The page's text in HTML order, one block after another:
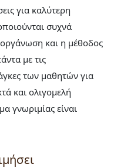
για καλύτερη
συχνά
και η μέθοδος
με τις
των μαθητών για
και ολιγομελή
γνωριμίας είναι